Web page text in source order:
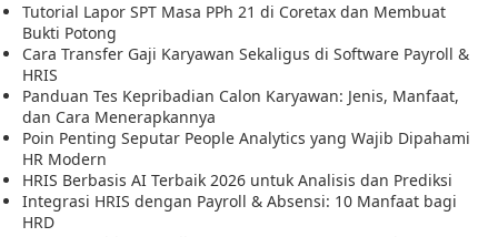
Tutorial Lapor SPT Masa PPh 21 di Coretax dan Membuat
Bukti Potong
Cara Transfer Gaji Karyawan Sekaligus di Software Payroll &
HRIS
Panduan Tes Kepribadian Calon Karyawan: Jenis, Manfaat,
dan Cara Menerapkannya
Poin Penting Seputar People Analytics yang Wajib Dipahami
HR Modern
HRIS Berbasis AI Terbaik 2026 untuk Analisis dan Prediksi
Integrasi HRIS dengan Payroll & Absensi: 10 Manfaat bagi
HRD